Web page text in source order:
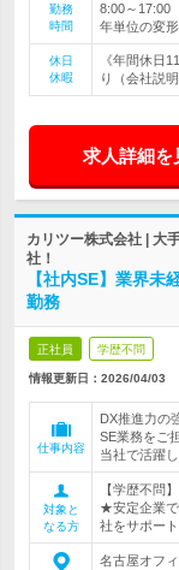
勤務
時間
8:00～17:00
年単位の変
休日
休暇
《年間休日
り（会社説
求人詳細を
カリツー株式会社 | 大
社！
【社内SE】業界
勤務
正社員 学歴不問
情報更新日：2026/04/03
仕事内容
DX推進力の
SE業務をご
当社で活躍
対象と
なる方
【学歴不問
★安定企業
社をサポート
名古屋オフ